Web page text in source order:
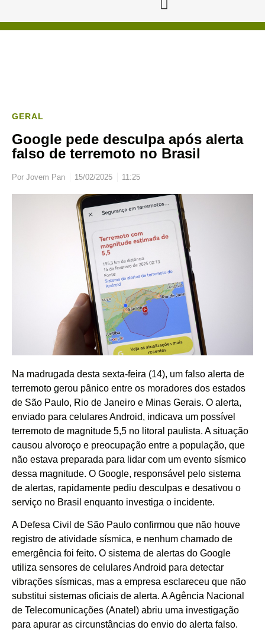
GERAL
Google pede desculpa após alerta
falso de terremoto no Brasil
Por Jovem Pan 15/02/2025 11:25
Na madrugada desta sexta-feira (14), um falso alerta de
terremoto gerou pânico entre os moradores dos estados
de São Paulo, Rio de Janeiro e Minas Gerais. O alerta,
enviado para celulares Android, indicava um possível
terremoto de magnitude 5,5 no litoral paulista. A situação
causou alvoroço e preocupação entre a população, que
não estava preparada para lidar com um evento sísmico
dessa magnitude. O Google, responsável pelo sistema
de alertas, rapidamente pediu desculpas e desativou o
serviço no Brasil enquanto investiga o incidente.
A Defesa Civil de São Paulo confirmou que não houve
registro de atividade sísmica, e nenhum chamado de
emergência foi feito. O sistema de alertas do Google
utiliza sensores de celulares Android para detectar
vibrações sísmicas, mas a empresa esclareceu que não
substitui sistemas oficiais de alerta. A Agência Nacional
de Telecomunicações (Anatel) abriu uma investigação
para apurar as circunstâncias do envio do alerta falso.